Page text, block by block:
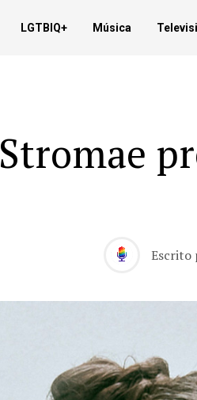
LGTBIQ+ Música
Stromae
Escrito